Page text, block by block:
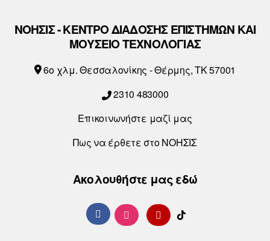
ΝΟΗΣΙΣ - ΚΕΝΤΡΟ ΔΙΑΔΟΣΗΣ ΕΠΙΣΤΗΜΩΝ ΚΑΙ
ΜΟΥΣΕΙΟ ΤΕΧΝΟΛΟΓΙΑΣ
6o χλμ. Θεσσαλονίκης - Θέρμης, ΤΚ 57001
2310 483000
Επικοινωνήστε μαζί μας
Πως να έρθετε στο ΝΟΗΣΙΣ
Ακολουθήστε μας εδώ